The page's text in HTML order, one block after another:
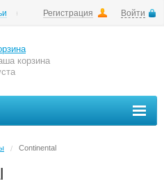
Регистрация Войти
корзина
/ Continental